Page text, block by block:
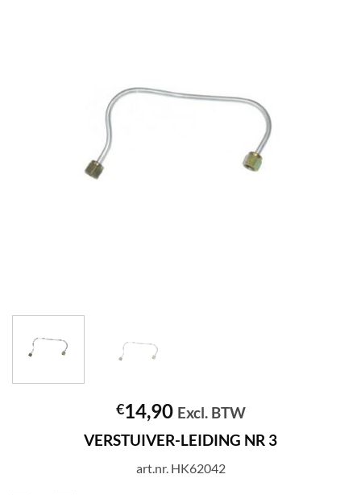
€14,90 Excl. BTW
VERSTUIVER-LEIDING NR 3
art.nr. HK62042